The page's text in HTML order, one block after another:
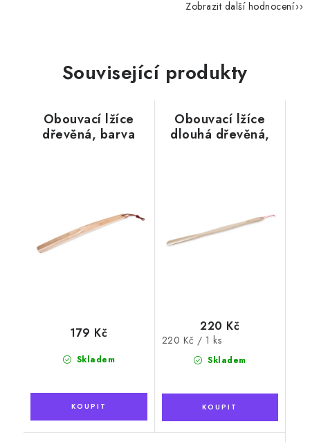
Zobrazit další hodnocení
Související produkty
Obouvací lžíce
dřevěná, barva
Skladem
179 Kč
Obouvací lžíce
dlouhá dřevěná,
Skladem
220 Kč
Měrná
220 Kč / 1 ks